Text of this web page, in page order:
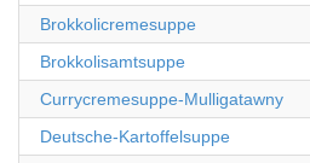
Brokkolicremesuppe
Brokkolisamtsuppe
Currycremesuppe-Mulligatawny
Deutsche-Kartoffelsuppe